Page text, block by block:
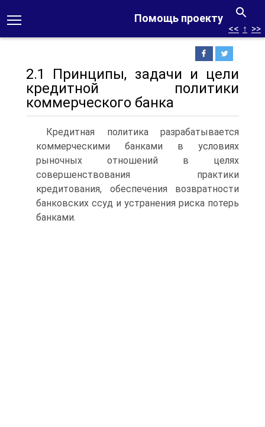
Помощь проекту
<< ↑ >>
2.1 Принципы, задачи и цели
кредитной политики
коммерческого банка
Кредитная политика разрабатывается
коммерческими банками в условиях
рыночных отношений в целях
совершенствования практики
кредитования, обеспечения возвратности
банковских ссуд и устранения риска потерь
банками.